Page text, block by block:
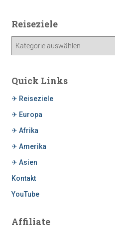
Reiseziele
Quick Links
✈ Reiseziele
✈ Europa
✈ Afrika
✈ Amerika
✈ Asien
Kontakt
YouTube
Affiliate